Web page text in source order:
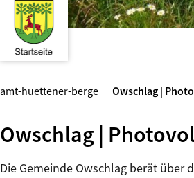
amt-huettener-berge Owschlag |
Owschlag |
Die Gemeinde Owschlag berät